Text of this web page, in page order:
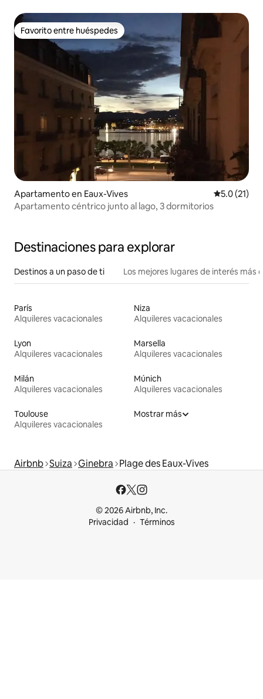
Favorito entre huéspedes
Favorito entre huéspedes
Apartamento en Eaux-Vives Calificación
5.0 (21)
Apartamento céntrico junto al lago, 3 dormitorios
Destinaciones para explorar
Destinos a un paso de ti Los mejores lugares de interés más
París
Alquileres vacacionales
Niza
Alquileres vacacionales
Lyon
Alquileres vacacionales
Marsella
Alquileres vacacionales
Milán
Alquileres vacacionales
Múnich
Alquileres vacacionales
Toulouse
Alquileres vacacionales
Mostrar más
Airbnb Suiza Ginebra Plage des Eaux-Vives
© 2026 Airbnb, Inc.
Privacidad
Términos